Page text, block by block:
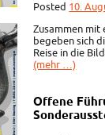
Posted 10.
Zusammen mit
begeben sich
Reise in die
(mehr …)
Offene